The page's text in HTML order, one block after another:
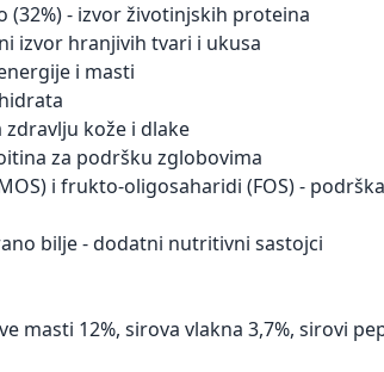
(32%) - izvor životinjskih proteina
izvor hranjivih tvari i ukusa
i masti
zdravlju kože i dlake
za podršku zglobovima
i frukto-oligosaharidi (FOS) -
bilje - dodatni nutritivni sastojci
masti 12%, sirova vlakna 3,7%, sirovi